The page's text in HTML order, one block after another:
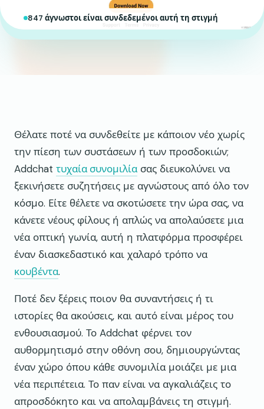
847 άγνωστοι είναι συνδεδεμένοι αυτή τη στιγμή
Θέλατε ποτέ να συνδεθείτε με κάποιον νέο χωρίς
την πίεση των συστάσεων ή των προσδοκιών;
Addchat τυχαία συνομιλίασας διευκολύνει να
ξεκινήσετε συζητήσεις με αγνώστους από όλο τον
κόσμο. Είτε θέλετε να σκοτώσετε την ώρα σας, να
κάνετε νέους φίλους ή απλώς να απολαύσετε μια
νέα οπτική γωνία, αυτή η πλατφόρμα προσφέρει
έναν διασκεδαστικό και χαλαρό τρόπο να
κουβέντα.
Ποτέ δεν ξέρεις ποιον θα συναντήσεις ή τι
ιστορίες θα ακούσεις, και αυτό είναι μέρος του
ενθουσιασμού. Το Addchat φέρνει τον
αυθορμητισμό στην οθόνη σου, δημιουργώντας
έναν χώρο όπου κάθε συνομιλία μοιάζει με μια
νέα περιπέτεια. Το παν είναι να αγκαλιάζεις το
απροσδόκητο και να απολαμβάνεις τη στιγμή.